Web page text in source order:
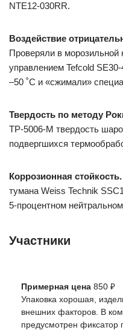
NTE12-030RR.
Воздействие
Проверяли в
управлением Tefcold
–50 ˚С и «сжимали»
Твердость по методу
ТР‑5006‑М твердость
подвергшихся
Коррозионная стойкость.
тумана Weiss Technik
5‑процентном
Участники
Примерная цена 850 ₽
Упаковка хорошая,
внешних факторов. В
предусмотрен фиксатор